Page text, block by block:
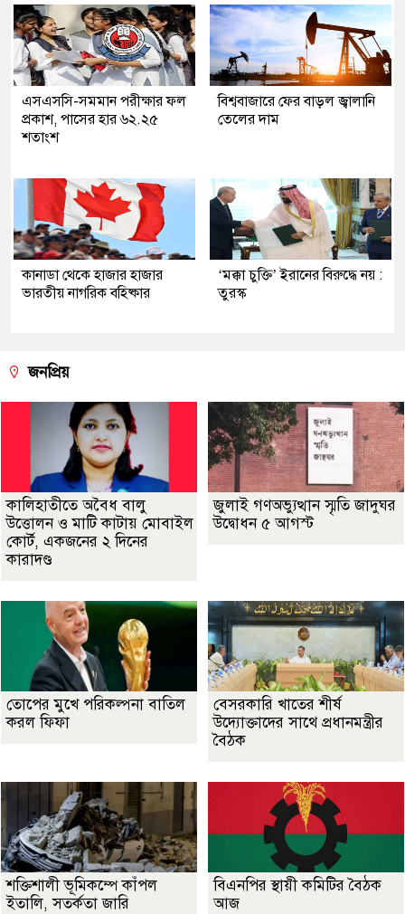
এসএসসি-সমমান পরীক্ষার ফল
প্রকাশ, পাসের হার ৬২.২৫
শতাংশ
বিশ্ববাজারে ফের বাড়ল জ্বালানি
তেলের দাম
কানাডা থেকে হাজার হাজার
ভারতীয় নাগরিক বহিষ্কার
‘মক্কা চুক্তি’ ইরানের বিরুদ্ধে নয় :
তুরস্ক
জনপ্রিয়
কালিহাতীতে অবৈধ বালু
উত্তোলন ও মাটি কাটায় মোবাইল
কোর্ট, একজনের ২ দিনের
কারাদণ্ড
জুলাই গণঅভ্যুত্থান স্মৃতি জাদুঘর
উদ্বোধন ৫ আগস্ট
তোপের মুখে পরিকল্পনা বাতিল
করল ফিফা
বেসরকারি খাতের শীর্ষ
উদ্যোক্তাদের সাথে প্রধানমন্ত্রীর
বৈঠক
শক্তিশালী ভূমিকম্পে কাঁপল
ইতালি, সতর্কতা জারি
বিএনপির স্থায়ী কমিটির বৈঠক
আজ